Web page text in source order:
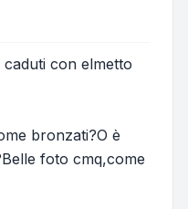
con elmetto
bronzati?O è
foto cmq,come